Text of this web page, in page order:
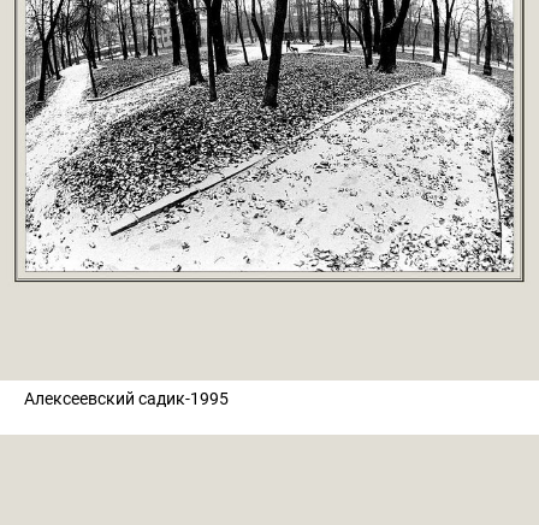
Алексеевский садик-1995